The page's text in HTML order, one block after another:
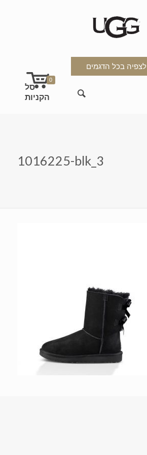
לצפיה בכל הדגמים
0
1016225-blk_3